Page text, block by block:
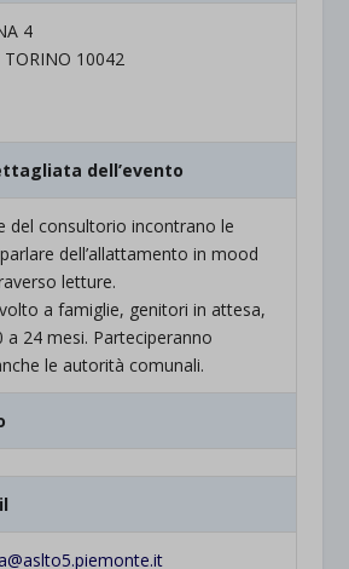
4
TORINO 10042
dell’evento
del consultorio incontrano le
dell’allattamento in mood
letture.
a famiglie, genitori in attesa,
a 24 mesi. Parteciperanno
le autorità comunali.
piemonte.it